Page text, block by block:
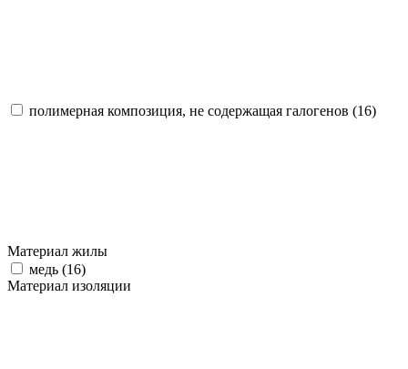
полимерная композиция, не содержащая галогенов (16)
Материал жилы
медь (16)
Материал изоляции